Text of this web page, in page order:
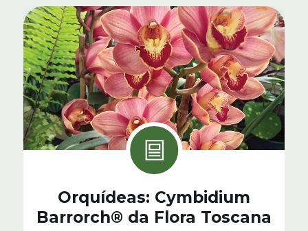
Orquídeas: Cymbidium
Barrorch® da Flora Toscana